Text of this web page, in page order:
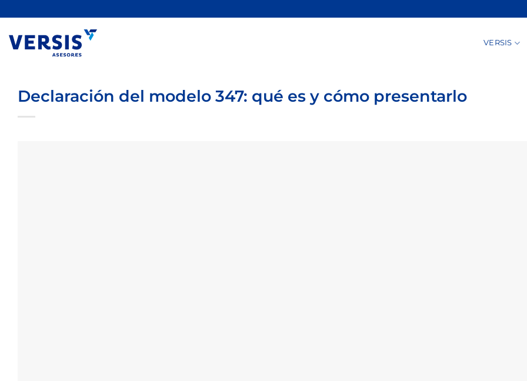
contenido
VERSIS
Declaración del modelo 347: qué es y cómo presentarlo